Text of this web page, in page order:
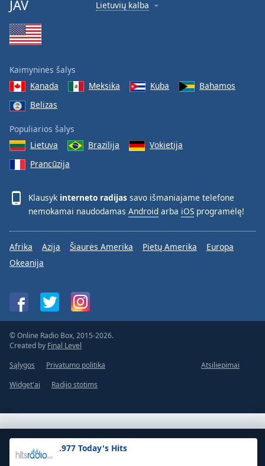
.977 Today's Hits
JAV
Lietuvių kalba
Kaimyninės šalys
Kanada
Meksika Kuba
Bahamos
Belizas
Populiarios šalys
Lietuva
Brazilija
Vokietija
Prancūzija
Klausyk interneto radijas savo išmaniajame telefone
nemokamai naudodamas Android arba iOS programėlę!
Afrika Azija Šiaurės Amerika Pietų Amerika
Europa
Okeanija
© Online Radio Box, 2015-2026.
Created by Final Level
Sąlygos
Privatumo politika
Atsiliepimai
Widget'ai
Radijo stotims